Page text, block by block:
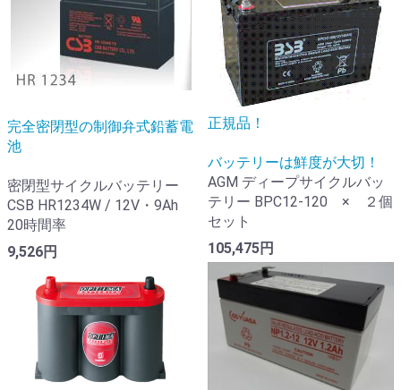
完全密閉型の制御弁式鉛蓄電
池
密閉型サイクルバッテリー
CSB HR1234W / 12V・9Ah
20時間率
9,526円
正規品！
バッテリーは鮮度が大切！
AGM ディープサイクルバッ
テリー BPC12-120 × ２個
セット
105,475円